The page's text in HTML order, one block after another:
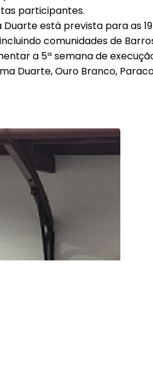
participantes.
está prevista para as
comunidades de
a 5ª semana de
Duarte, Ouro Branco,